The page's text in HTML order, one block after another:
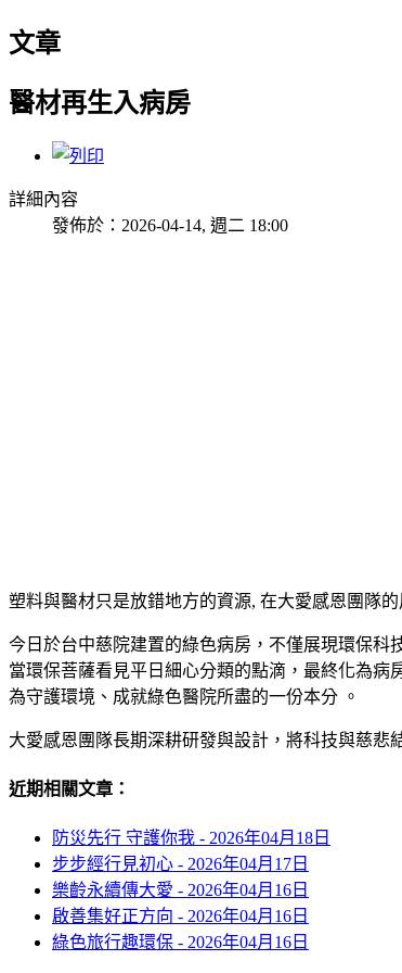
文章
醫材再生入病房
詳細內容
發佈於：2026-04-14, 週二 18:00
塑料與醫材只是放錯地方的資源, 在大愛感恩團隊
今日於台中慈院建置的綠色病房，不僅展現環保科
當環保菩薩看見平日細心分類的點滴，最終化為
為守護環境、成就綠色醫院所盡的一份本分 。
大愛感恩團隊長期深耕研發與設計，將科技與慈悲
近期相關文章：
防災先行 守護你我 - 2026年04月18日
步步經行見初心 - 2026年04月17日
樂齡永續傳大愛 - 2026年04月16日
啟善集好正方向 - 2026年04月16日
綠色旅行趣環保 - 2026年04月16日